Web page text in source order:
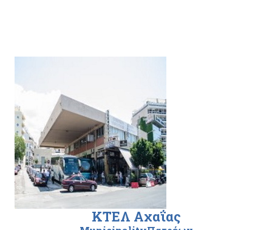
ΚΤΕΛ Αχαΐας